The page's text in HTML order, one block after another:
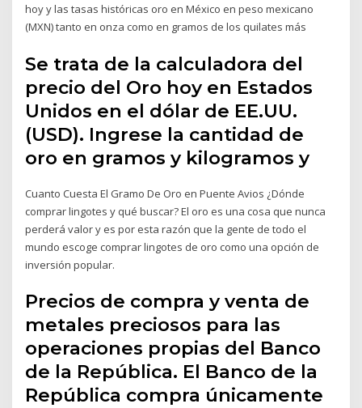
hoy y las tasas históricas oro en México en peso mexicano
(MXN) tanto en onza como en gramos de los quilates más
Se trata de la calculadora del
precio del Oro hoy en Estados
Unidos en el dólar de EE.UU.
(USD). Ingrese la cantidad de
oro en gramos y kilogramos y
Cuanto Cuesta El Gramo De Oro en Puente Avios ¿Dónde
comprar lingotes y qué buscar? El oro es una cosa que nunca
perderá valor y es por esta razón que la gente de todo el
mundo escoge comprar lingotes de oro como una opción de
inversión popular.
Precios de compra y venta de
metales preciosos para las
operaciones propias del Banco
de la República. El Banco de la
República compra únicamente